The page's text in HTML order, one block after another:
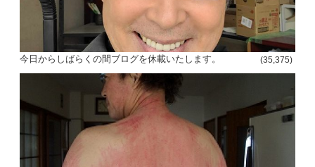
今日からしばらくの間ブログを休載いたします。 (35,375)